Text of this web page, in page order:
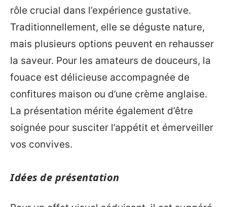
rôle crucial dans l’expérience gustative.
Traditionnellement, elle se déguste nature,
mais plusieurs options peuvent en rehausser
la saveur. Pour les amateurs de douceurs, la
fouace est délicieuse accompagnée de
confitures maison ou d’une crème anglaise.
La présentation mérite également d’être
soignée pour susciter l’appétit et émerveiller
vos convives.
Idées de présentation